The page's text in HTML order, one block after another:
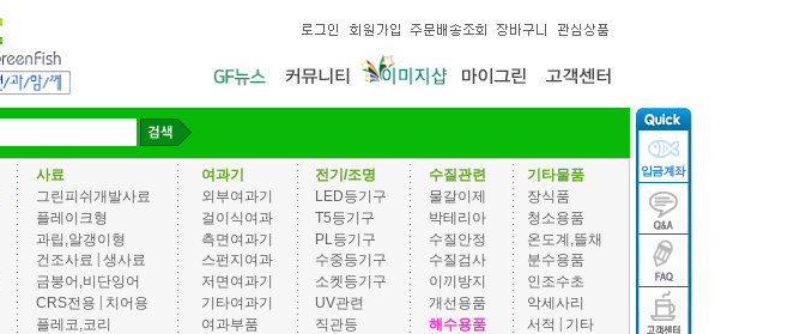
사료
그린피쉬개발사료
플레이크형
과립,알갱이형
건조사료
생사료
금붕어,비단잉어
CRS전용 | 치어용
플레코,코리
여과기
외부여과기
걸이식여과
측면여과기
스펀지여과
저면여과기
기타여과기
여과부품
전기/조명
LED등기구
T5등기구
PL등기구
수중등기구
소켓등기구
UV관련
직관등
수질관련
물갈이제
박테리아
수질안정
수질검사
이끼방지
개선용품
해수용품
기타물품
장식품
청소용품
온도계,뜰채
분수용품
인조수초
악세사리
서적 | 기타